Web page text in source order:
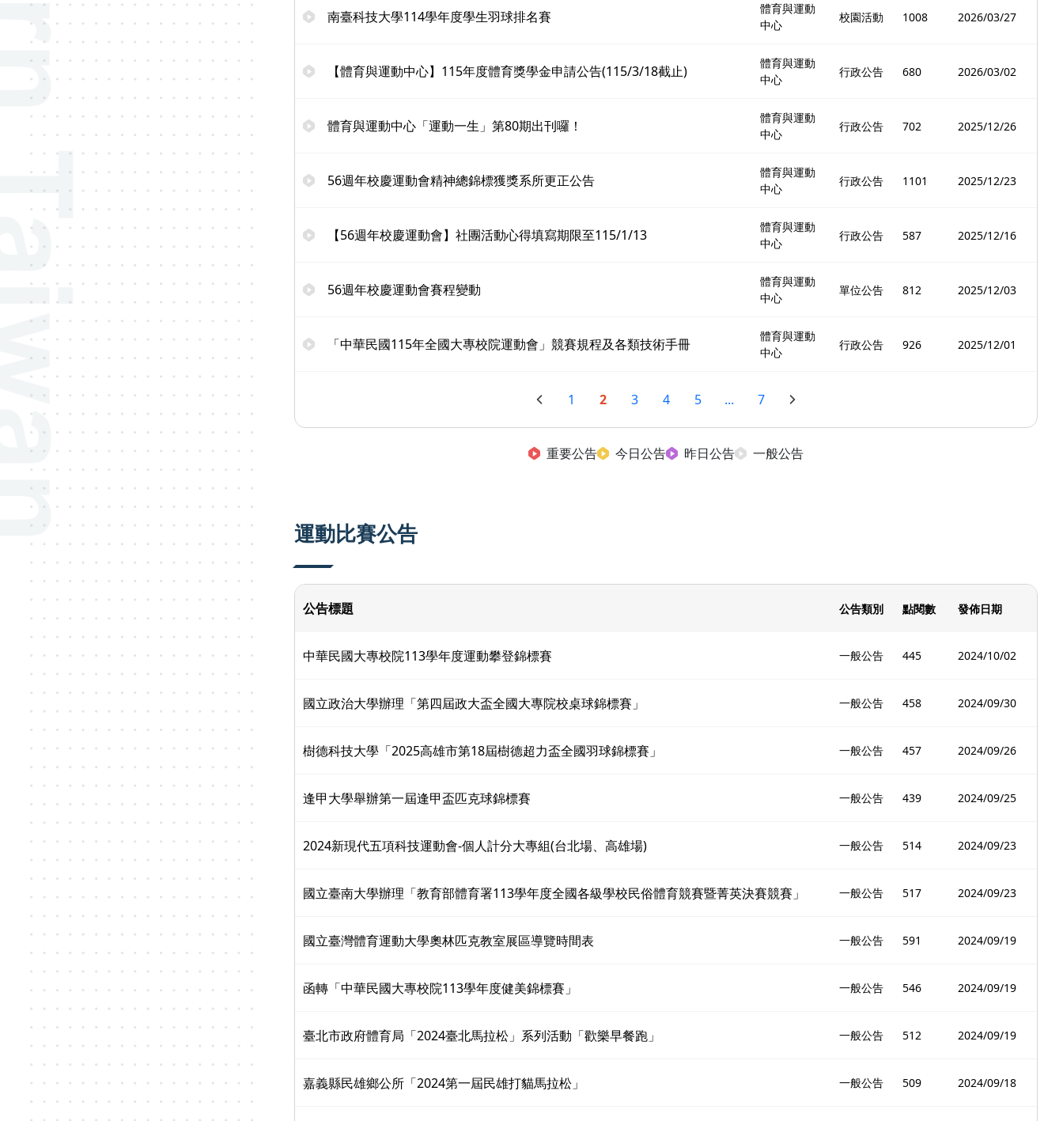
南臺科技大學114學年度學生羽球排名賽
體育與運動
中心
校園活動 1008 2026/03/27
【體育與運動中心】115年度體育獎學金申請公告(115/3/18截止)
體育與運動
中心
行政公告 680 2026/03/02
體育與運動中心「運動一生」第80期出刊囉！
體育與運動
中心
行政公告 702 2025/12/26
56週年校慶運動會精神總錦標獲獎系所更正公告
體育與運動
中心
行政公告 1101 2025/12/23
【56週年校慶運動會】社團活動心得填寫期限至115/1/13
體育與運動
中心
行政公告 587 2025/12/16
56週年校慶運動會賽程變動
體育與運動
中心
單位公告 812 2025/12/03
「中華民國115年全國大專校院運動會」競賽規程及各類技術手冊
體育與運動
中心
行政公告 926 2025/12/01
1 2 3 4 5 ... 7
重要公告 今日公告 昨日公告 一般公告
運動比賽公告
公告標題 公告類別 點閱數 發佈日期
中華民國大專校院113學年度運動攀登錦標賽 一般公告 445 2024/10/02
國立政治大學辦理「第四屆政大盃全國大專院校桌球錦標賽」 一般公告 458 2024/09/30
樹德科技大學「2025高雄市第18屆樹德超力盃全國羽球錦標賽」 一般公告 457 2024/09/26
逢甲大學舉辦第一屆逢甲盃匹克球錦標賽 一般公告 439 2024/09/25
2024新現代五項科技運動會-個人計分大專組(台北場、高雄場) 一般公告 514 2024/09/23
國立臺南大學辦理「教育部體育署113學年度全國各級學校民俗體育競賽暨菁英決賽競賽」 一般公告 517 2024/09/23
國立臺灣體育運動大學奧林匹克教室展區導覽時間表 一般公告 591 2024/09/19
函轉「中華民國大專校院113學年度健美錦標賽」 一般公告 546 2024/09/19
臺北市政府體育局「2024臺北馬拉松」系列活動「歡樂早餐跑」 一般公告 512 2024/09/19
嘉義縣民雄鄉公所「2024第一屆民雄打貓馬拉松」 一般公告 509 2024/09/18